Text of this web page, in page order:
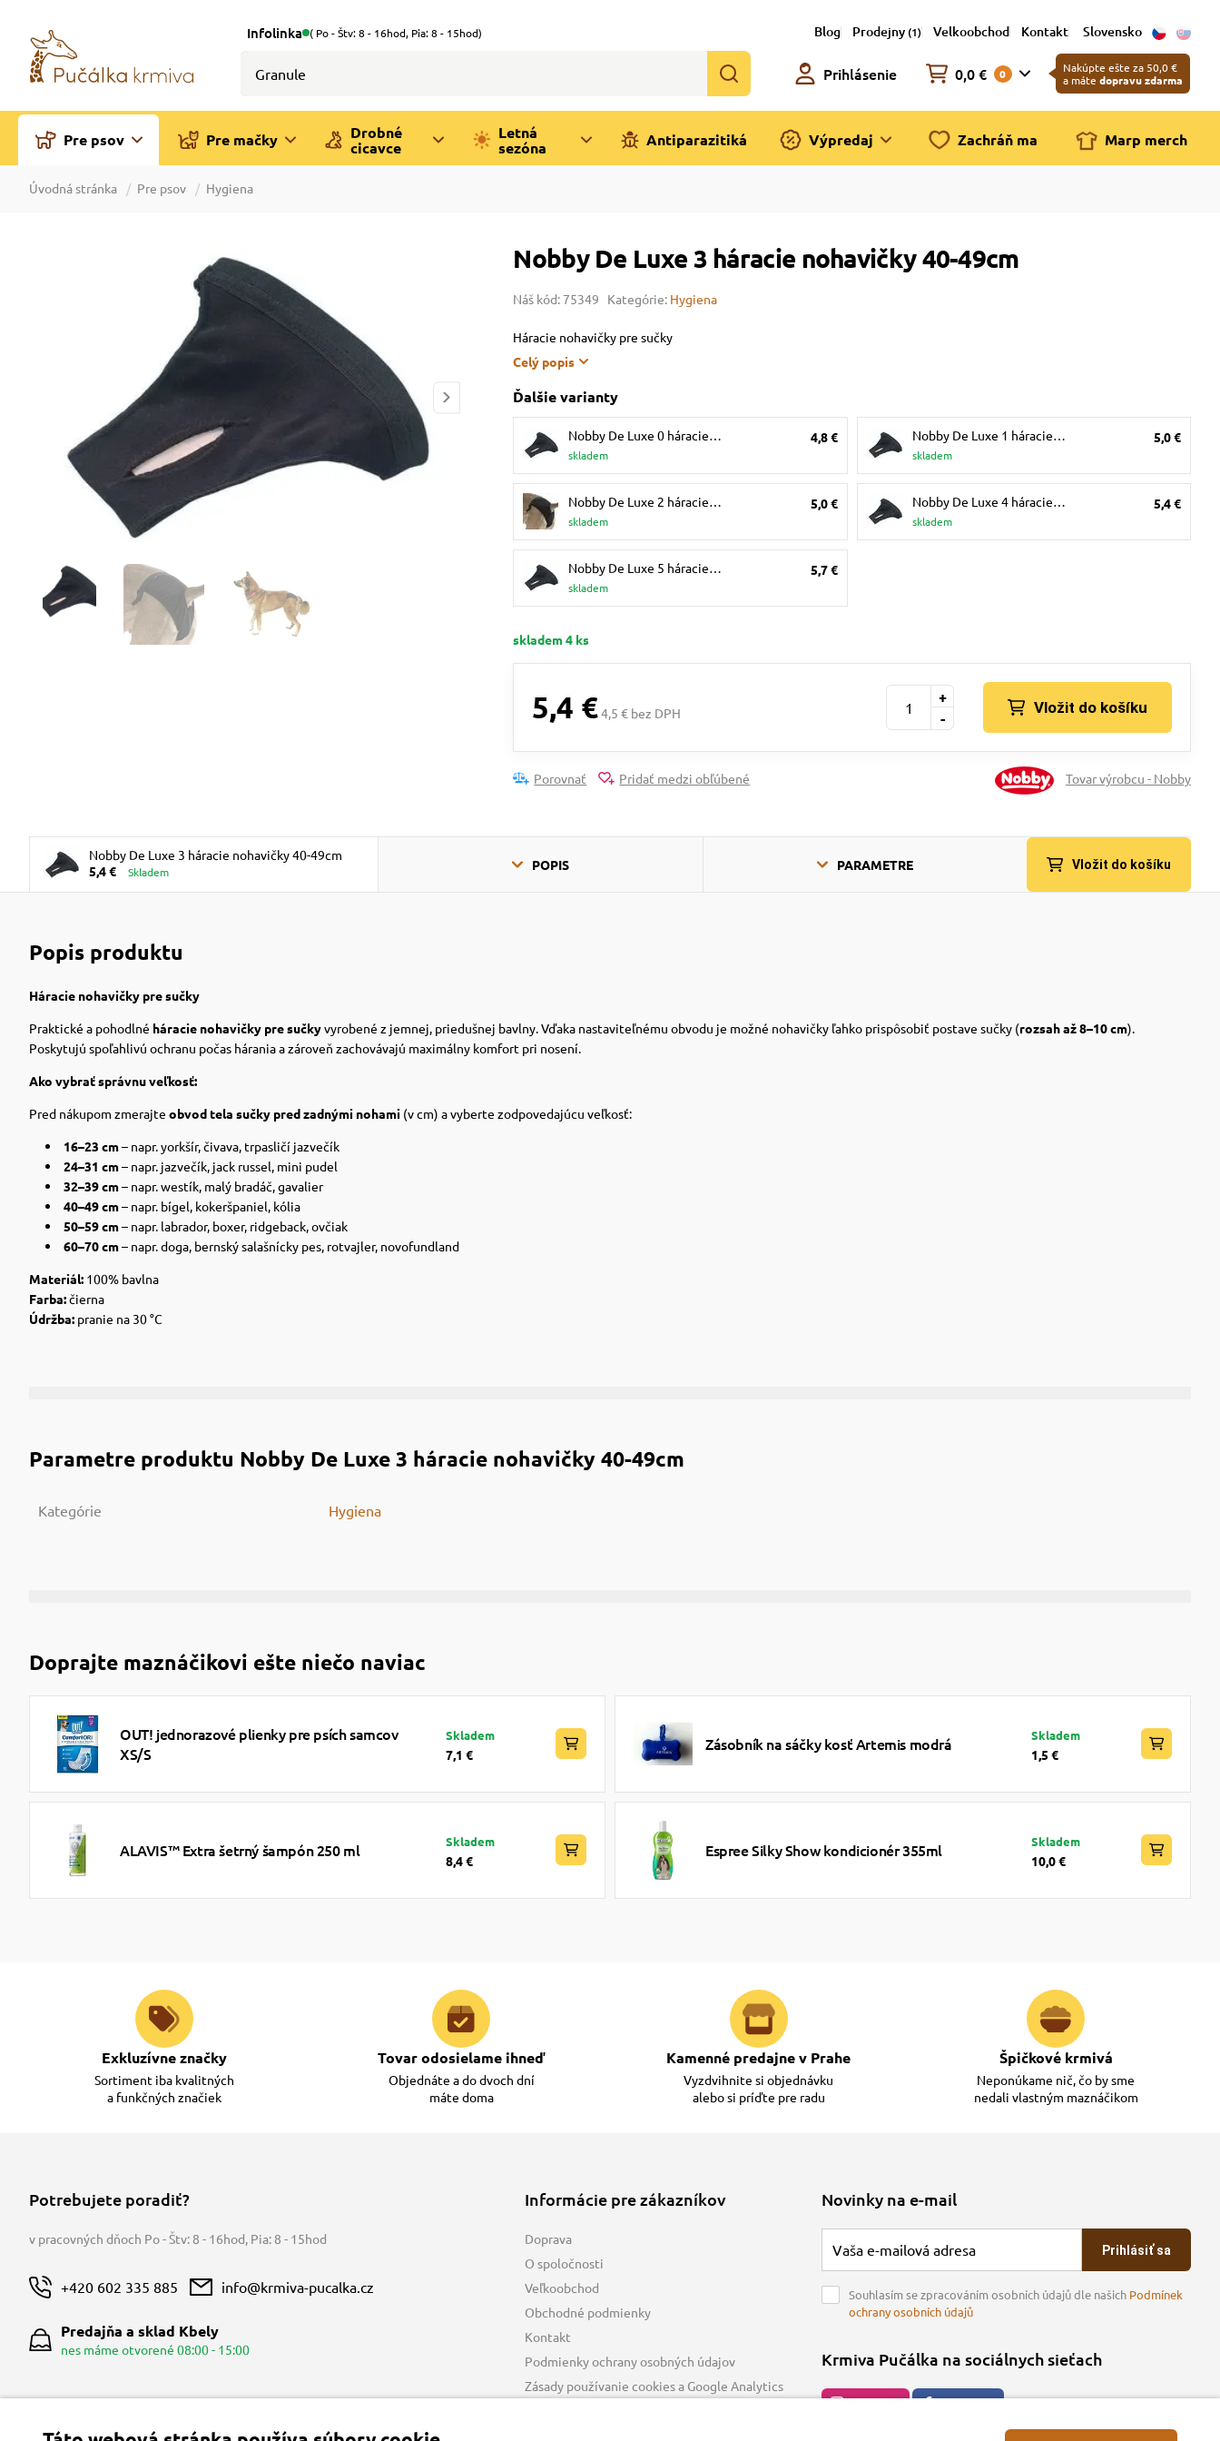
Infolinka ( Po - Štv: 8 - 16hod, Pia: 8 - 15hod) Blog Prodejny (1) Velkoobchod Kontakt Slovensko
Prihlásenie 0,0 € 0
Nakúpte ešte za 50,0 €
a máte dopravu zdarma
Pre psov Pre mačky
Drobné
cicavce
Letná
sezóna
Antiparazitiká Výpredaj Zachráň ma Marp merch
Úvodná stránka Pre psov Hygiena
Nobby De Luxe 3 háracie nohavičky 40-49cm
Náš kód: 75349 Kategórie: Hygiena
Háracie nohavičky pre sučky
Celý popis
Ďalšie varianty
Nobby De Luxe 0 háracie…
skladem
4,8 € Nobby De Luxe 1 háracie…
skladem
5,0 €
Nobby De Luxe 2 háracie…
skladem
5,0 € Nobby De Luxe 4 háracie…
skladem
5,4 €
Nobby De Luxe 5 háracie…
skladem
5,7 €
skladem 4 ks
5,4 €4,5 € bez DPH -
+
Vložit do košíku
Porovnať Pridať medzi obľúbené Tovar výrobcu - Nobby
Nobby De Luxe 3 háracie nohavičky 40-49cm
5,4 €
Skladem POPIS PARAMETRE Vložit do košíku
Popis produktu
Háracie nohavičky pre sučky
Praktické a pohodlné háracie nohavičky pre sučkyvyrobené z jemnej, priedušnej bavlny. Vďaka nastaviteľnému obvodu je možné nohavičky ľahko prispôsobiť postave sučky (rozsah až 8–10 cm).
Poskytujú spoľahlivú ochranu počas hárania a zároveň zachovávajú maximálny komfort pri nosení.
Ako vybrať správnu veľkosť:
Pred nákupom zmerajte obvod tela sučky pred zadnými nohami (v cm) a vyberte zodpovedajúcu veľkosť:
16–23 cm– napr. yorkšír, čivava, trpasličí jazvečík
24–31 cm– napr. jazvečík, jack russel, mini pudel
32–39 cm– napr. westík, malý bradáč, gavalier
40–49 cm– napr. bígel, kokeršpaniel, kólia
50–59 cm– napr. labrador, boxer, ridgeback, ovčiak
60–70 cm– napr. doga, bernský salašnícky pes, rotvajler, novofundland
Materiál: 100% bavlna
Farba:čierna
Údržba: pranie na 30 °C
Parametre produktu Nobby De Luxe 3 háracie nohavičky 40-49cm
Kategórie Hygiena
Doprajte maznáčikovi ešte niečo naviac
OUT! jednorazové plienky pre psích samcov
XS/S
Skladem
7,1 €
Zásobník na sáčky kosť Artemis modrá Skladem
1,5 €
ALAVIS™ Extra šetrný šampón 250 ml Skladem
8,4 €
Espree Silky Show kondicionér 355ml Skladem
10,0 €
Exkluzívne značky
Sortiment iba kvalitných
a funkčných značiek
Tovar odosielame ihneď
Objednáte a do dvoch dní
máte doma
Kamenné predajne v Prahe
Vyzdvihnite si objednávku
alebo si príďte pre radu
Špičkové krmivá
Neponúkame nič, čo by sme
nedali vlastným maznáčikom
Potrebujete poradiť?
v pracovných dňoch Po - Štv: 8 - 16hod, Pia: 8 - 15hod
+420 602 335 885 info@krmiva-pucalka.cz
Predajňa a sklad Kbely
nes máme otvorené 08:00 - 15:00
Informácie pre zákazníkov
Doprava
O spoločnosti
Veľkoobchod
Obchodné podmienky
Kontakt
Podmienky ochrany osobných údajov
Zásady používanie cookies a Google Analytics
Novinky na e-mail
Prihlásiť sa
Souhlasím se zpracováním osobních údajů dle našich Podmínek
ochrany osobních údajů
Krmiva Pučálka na sociálnych sieťach